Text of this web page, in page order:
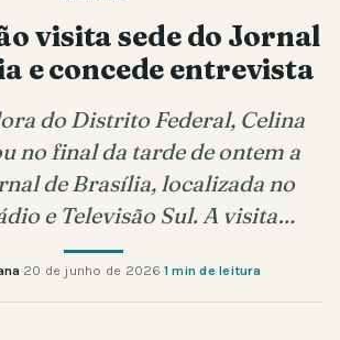
visita sede do Jornal
e concede entrevista
do Distrito Federal, Celina
no final da tarde de ontem a
de Brasília, localizada no
e Televisão Sul. A visita…
·20 de junho de 2026·1 min de leitura